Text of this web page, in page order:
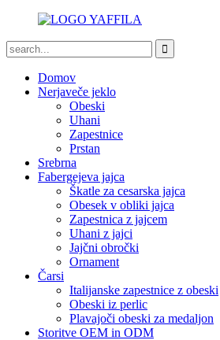
Domov
Nerjaveče jeklo
Obeski
Uhani
Zapestnice
Prstan
Srebrna
Fabergejeva jajca
Škatle za cesarska jajca
Obesek v obliki jajca
Zapestnica z jajcem
Uhani z jajci
Jajčni obročki
Ornament
Čarsi
Italijanske zapestnice z obeski
Obeski iz perlic
Plavajoči obeski za medaljon
Storitve OEM in ODM